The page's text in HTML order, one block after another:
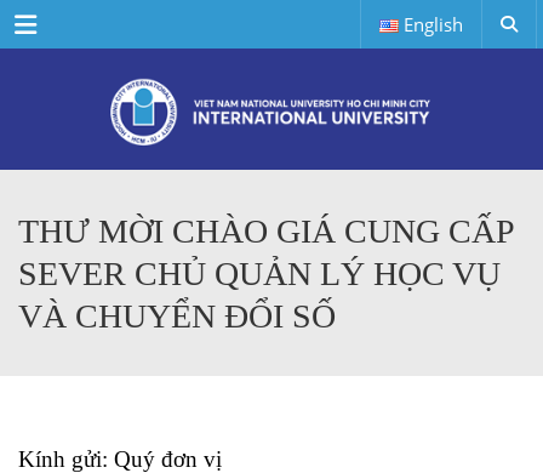
Menu English
THƯ MỜI CHÀO GIÁ CUNG CẤP
SEVER CHỦ QUẢN LÝ HỌC VỤ
VÀ CHUYỂN ĐỔI SỐ
Kính gửi: Quý đơn vị